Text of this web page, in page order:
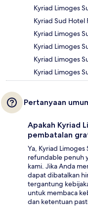
Kyriad Limoges
Kyriad Sud Hotel
Kyriad Limoges
Kyriad Limoges
Kyriad Limoges
Kyriad Limoges
Pertanyaan
Apakah Kyriad
pembatalan
Ya, Kyriad
refundable penuh
kami. Jika Anda
dapat dibatalkan
tergantung
untuk membaca
dan ketentuan